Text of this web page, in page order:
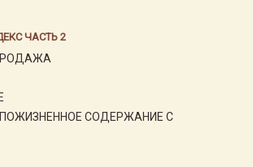
ЧАСТЬ 2
ПОЖИЗНЕННОЕ СОДЕРЖАНИЕ С